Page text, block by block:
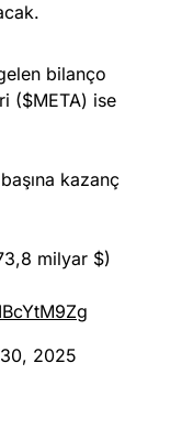
bilanço
($META) ise
kazanç
milyar $)
2025